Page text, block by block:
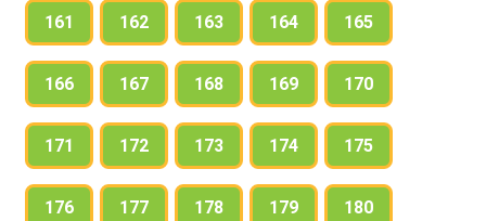
161 162 163 164 165
166 167 168 169 170
171 172 173 174 175
176 177 178 179 180